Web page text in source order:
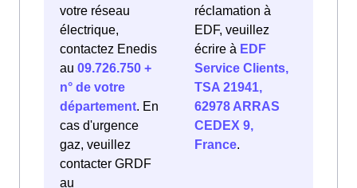
votre réseau
électrique,
contactez Enedis
au 09.726.750 +
n° de votre
département. En
cas d'urgence
gaz, veuillez
contacter GRDF
au
réclamation à
EDF, veuillez
écrire à EDF
Service Clients,
TSA 21941,
62978 ARRAS
CEDEX 9,
France.